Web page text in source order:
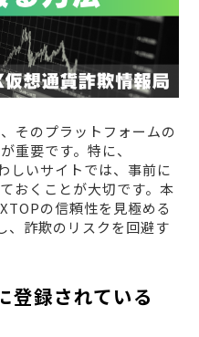
そのプラットフォームの
重要です。特に、
しいサイトでは、事前に
おくことが大切です。本
の信頼性を見極める
、詐欺のリスクを回避す
登録されている